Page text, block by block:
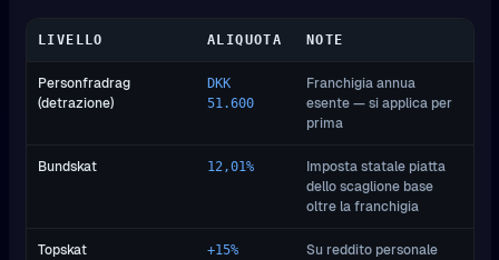
LIVELLO ALIQUOTA NOTE
Personfradrag
(detrazione)
DKK
51.600
Franchigia annua
esente — si applica per
prima
Bundskat 12,01%
Imposta statale piatta
dello scaglione base
oltre la franchigia
Topskat +15%
Su reddito personale